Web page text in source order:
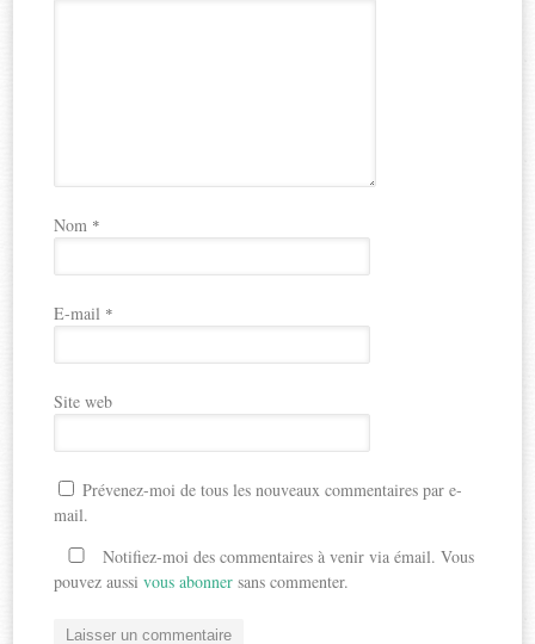
Nom *
E-mail *
Site web
Prévenez-moi de tous les nouveaux commentaires par e-
mail.
Notifiez-moi des commentaires à venir via émail. Vous
pouvez aussivous abonner sans commenter.